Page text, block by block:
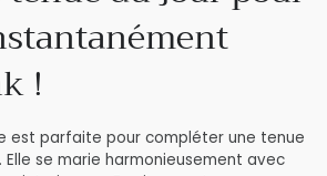
!
est parfaite pour compléter une tenue
Elle se marie harmonieusement avec